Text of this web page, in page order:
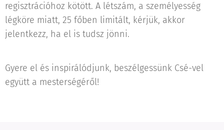
regisztrációhoz kötött. A létszám, a személyesség
légköre miatt, 25 főben limitált, kérjük, akkor
jelentkezz, ha el is tudsz jönni.
Gyere el és inspirálódjunk, beszélgessünk Csé-vel
együtt a mesterségéről!